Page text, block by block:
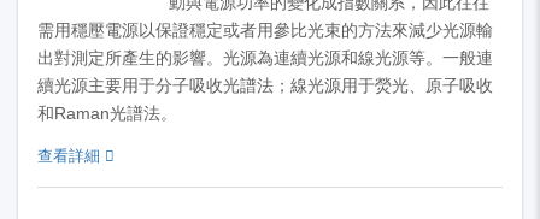
需用穩壓電源以保證穩定或者用參比光束的方法來減少光源輸
出對測定所產生的影響。光源為連續光源和線光源等。一般連
續光源主要用于分子吸收光譜法；線光源用于熒光、原子吸收
和Raman光譜法。
查看詳細